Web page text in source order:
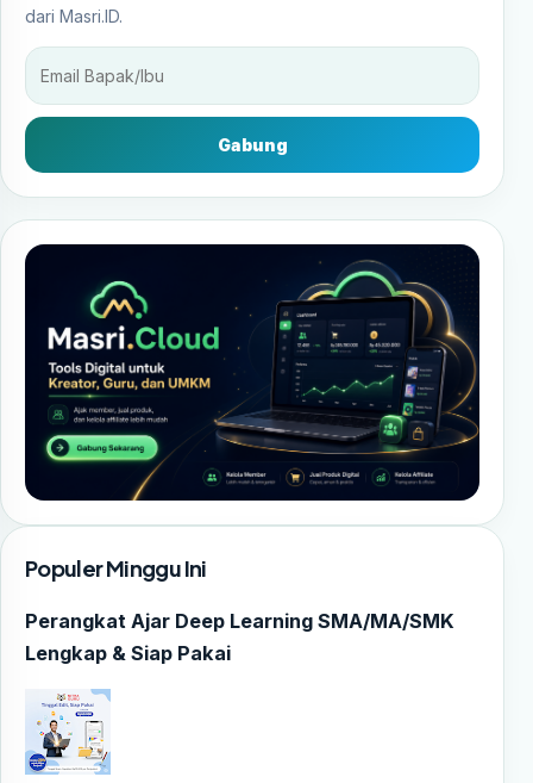
dari Masri.ID.
Gabung
Populer Minggu Ini
Perangkat Ajar Deep Learning SMA/MA/SMK
Lengkap & Siap Pakai